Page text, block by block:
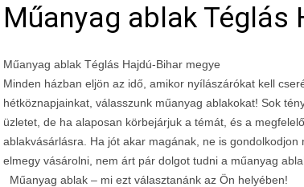
Műanyag ablak Téglás
Műanyag ablak Téglás Hajdú-Bihar megye
Minden házban eljön az idő, amikor nyílászárókat kell
hétköznapjainkat, válasszunk műanyag ablakokat! Sok
üzletet, de ha alaposan körbejárjuk a témát, és a
ablakvásárlásra. Ha jót akar magának, ne is
elmegy vásárolni, nem árt pár dolgot tudni a műanyag
Műanyag ablak – mi ezt választanánk az Ön helyében!